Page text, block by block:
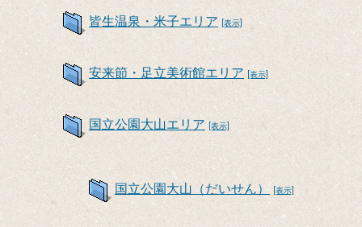
皆生温泉・米子エリア [表示]
安来節・足立美術館エリア [表示]
国立公園大山エリア [表示]
国立公園大山（だいせん） [表示]